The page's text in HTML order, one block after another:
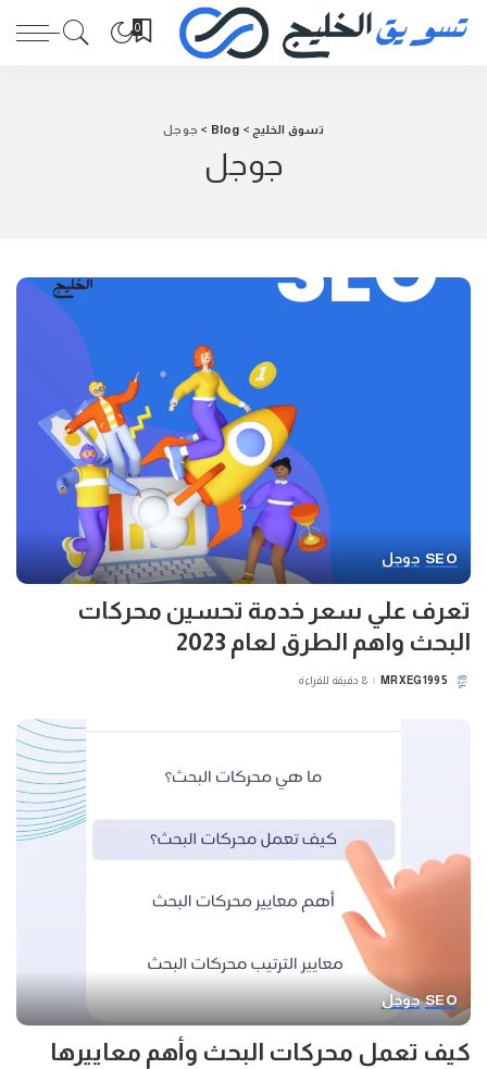
0
تسوق الخليج >
Blog
> جوجل
جوجل
SEO جوجل
تعرف علي سعر خدمة تحسين محركات
البحث واهم الطرق لعام 2023
POSTED
MRXEG1995 8 دقيقة للقراءة
SEO جوجل
كيف تعمل محركات البحث وأهم معاييرها